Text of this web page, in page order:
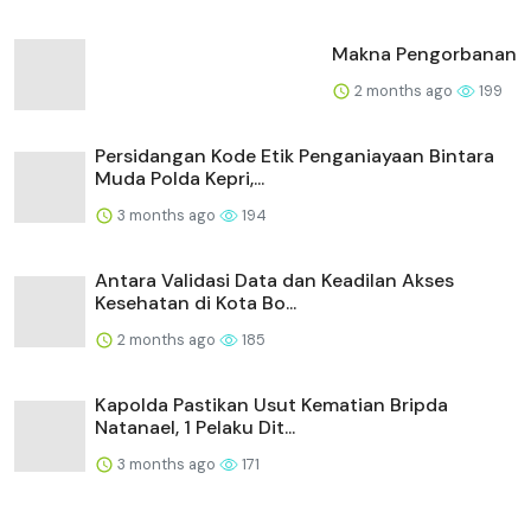
Makna Pengorbanan
2 months ago 199
Persidangan Kode Etik Penganiayaan Bintara
Muda Polda Kepri,...
3 months ago 194
Antara Validasi Data dan Keadilan Akses
Kesehatan di Kota Bo...
2 months ago 185
Kapolda Pastikan Usut Kematian Bripda
Natanael, 1 Pelaku Dit...
3 months ago 171